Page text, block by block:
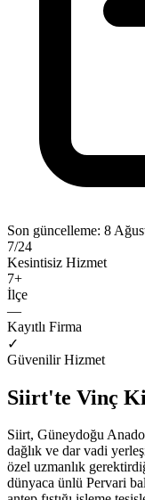
Son güncelleme: 8
7/24
Kesintisiz Hizmet
7+
İlçe
—
Kayıtlı Firma
✓
Güvenilir Hizmet
Siirt'te Vinç
Siirt, Güneydoğu
dağlık ve dar vadi
özel uzmanlık
dünyaca ünlü Pervari